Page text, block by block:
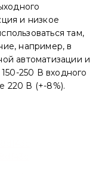
и низкое
там,
например, в
автоматизации и
250 В входного
220 В (+-8%).